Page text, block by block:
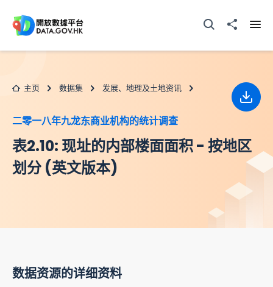
打开搜寻器分享至
主页 数据集 发展、地理及土地资讯
二零一八年九龙东商业机构的统计调查
表2.10: 现址的内部楼面面积 - 按地区
划分 (英文版本)
下载
数据资源的详细资料